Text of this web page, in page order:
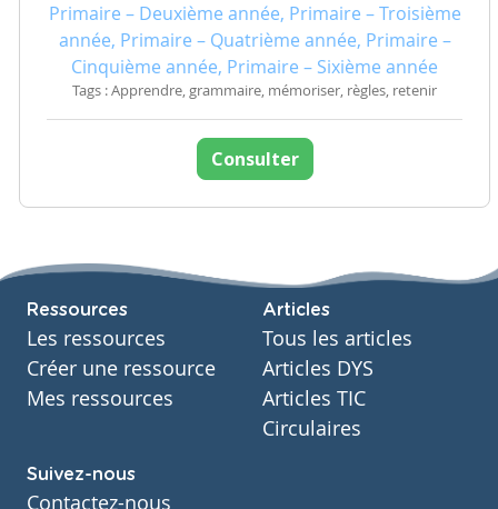
Primaire – Deuxième année, Primaire – Troisième
année, Primaire – Quatrième année, Primaire –
Cinquième année, Primaire – Sixième année
Tags : Apprendre, grammaire, mémoriser, règles, retenir
Consulter
Ressources
Les ressources
Créer une ressource
Mes ressources
Articles
Tous les articles
Articles DYS
Articles TIC
Circulaires
Suivez-nous
Contactez-nous